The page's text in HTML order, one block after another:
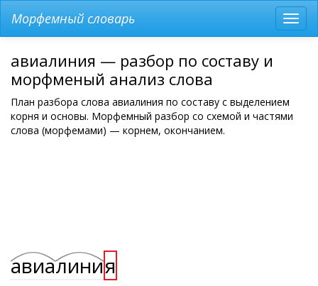
меню
Морфемный словарь
авиалиния — разбор по составу и
морфменый анализ слова
План разбора слова авиалиния по составу с выделением
корня и основы. Морфемный разбор со схемой и частями
слова (морфемами) — корнем, окончанием.
авиалиния